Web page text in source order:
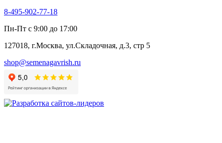
8-495-902-77-18
Пн-Пт с 9:00 до 17:00
127018, г.Москва, ул.Складочная, д.3, стр 5
shop@semenagavrish.ru